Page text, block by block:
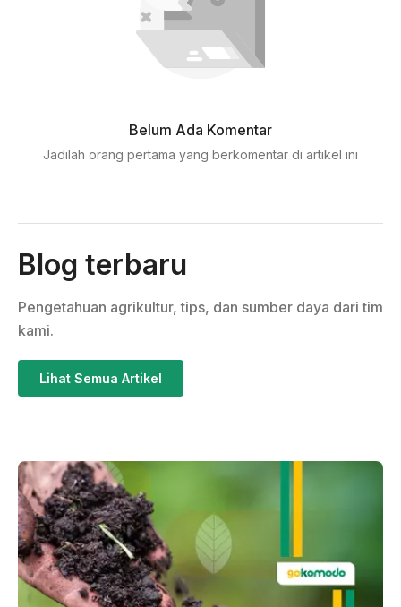
Belum Ada Komentar
Jadilah orang pertama yang berkomentar di artikel ini
Blog terbaru
Pengetahuan agrikultur, tips, dan sumber daya dari tim
kami.
Lihat Semua Artikel